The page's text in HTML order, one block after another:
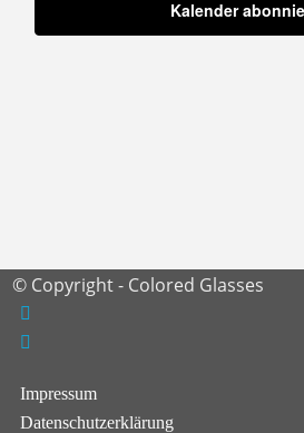
Kalender
© Copyright - Colored Glasses
Impressum
Datenschutzerklärung